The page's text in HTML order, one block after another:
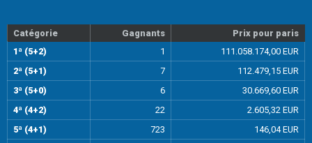
Catégorie Gagnants
Prix pour paris
1ª (5+2)
1
111.058.174,00 EUR
2ª (5+1)
7
112.479,15 EUR
3ª (5+0)
6
30.669,60 EUR
4ª (4+2)
22
2.605,32 EUR
5ª (4+1)
723
146,04 EUR